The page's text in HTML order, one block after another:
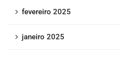
fevereiro 2025
janeiro 2025